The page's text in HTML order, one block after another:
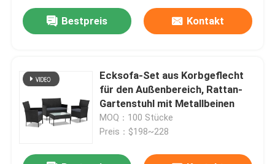
Bestpreis Kontakt
Ecksofa-Set aus Korbgeflecht
für den Außenbereich, Rattan-
Gartenstuhl mit Metallbeinen
MOQ：100 Stücke
Preis：$198~228